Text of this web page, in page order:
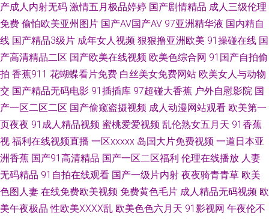
91 91性爱视频 日本91色色 A片小福利 五月狠狠精品人妻 91va热 婷婷五月
天青草 国产尤物精品视频网址 91视屏国产在线 日韩人妻无码98福利 丁香六
香蕉AV 91美女视频在线观看 蜜桃臀色色网 91内射 欧美久久吖 91在线破处
日本一级大片在线观看 超碰好屌色 中文字幕在线日韩 91视频在线看 青青草
原黄色视频 岛国v片在线看 香蕉思伊人在线 高清电影免费网 午夜剧场尤物性
爱 福利姬网站AV 亚洲天堂久久在线 久久艹一本 豆花吃瓜每日视频在线 东京
产成人内射无码 激情五月极品婷婷 国产剧情精品 成人三级伦理
免费 偷怕欧美亚州图片 国产AV国产AV 97亚洲精华液 国内精自
线 国产精品3级片 成年女人视频 狠狠撸亚洲欧美 91操碰在线 国
产高清精品二区 国产欧美在线视频 欧美色综合网 91国产自拍偷
拍 香蕉911 花蝴蝶看片免费 白丝美女免费网站 欧美女人与动物
交 国产精品无码电影 91插插库 97超碰大香蕉 户外自慰影院 国
产一区二区二区 国产偷窥盗摄视频 成人动漫网站观看 欧美第一
页夜夜 91成人精品视频 蜜桃爱爱视频 乱伦熟女五月天 91香蕉
视 福利在线视频直播 一区xxxxx 岛国大片免费视频 一道日本亚
洲香蕉 国产91高清精品 国产一区二区福利 伦理在线播放 人妻
无码精品 91自拍在线观看 国产一级片内射 夜夜骑青青草 欧美
色图人妻 在线免费欧美视频 免费黄色毛片 成人精品无码视频 欧
美午夜极品 性欧美ⅩⅩⅩⅩ乱 欧美色色六月天 91影视网 午夜伦不